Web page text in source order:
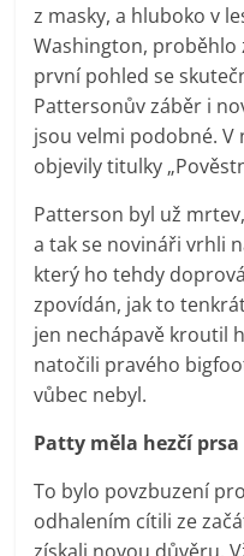
z masky, a hluboko v
Washington, proběhlo
první pohled se
Pattersonův záběr i
jsou velmi podobné.
objevily titulky
Patterson byl už
a tak se novináři vrhli
který ho tehdy
zpovídán, jak to
jen nechápavě kroutil
natočili pravého
vůbec nebyl.
Patty měla hezčí prsa
To bylo povzbuzení
odhalením cítili ze
získali novou důvěru.